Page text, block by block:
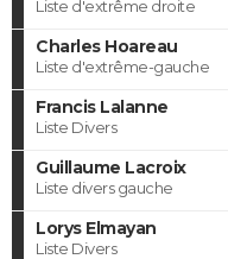
Liste d'extrême droite
Charles Hoareau
Liste d'extrême-gauche
Francis Lalanne
Liste Divers
Guillaume Lacroix
Liste divers gauche
Lorys Elmayan
Liste Divers